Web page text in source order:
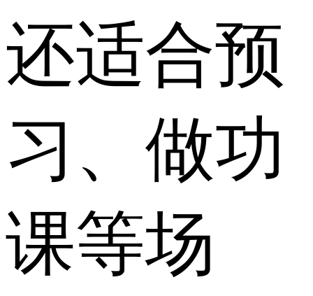
还适合预
习、做功
课等场